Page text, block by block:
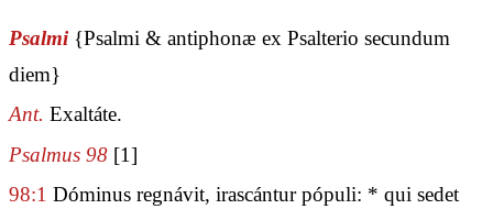
Psalmi {Psalmi & antiphonæ ex Psalterio secundum
diem}
Ant. Exaltáte.
Psalmus 98 [1]
98:1 Dóminus regnávit, irascántur pópuli: * qui sedet